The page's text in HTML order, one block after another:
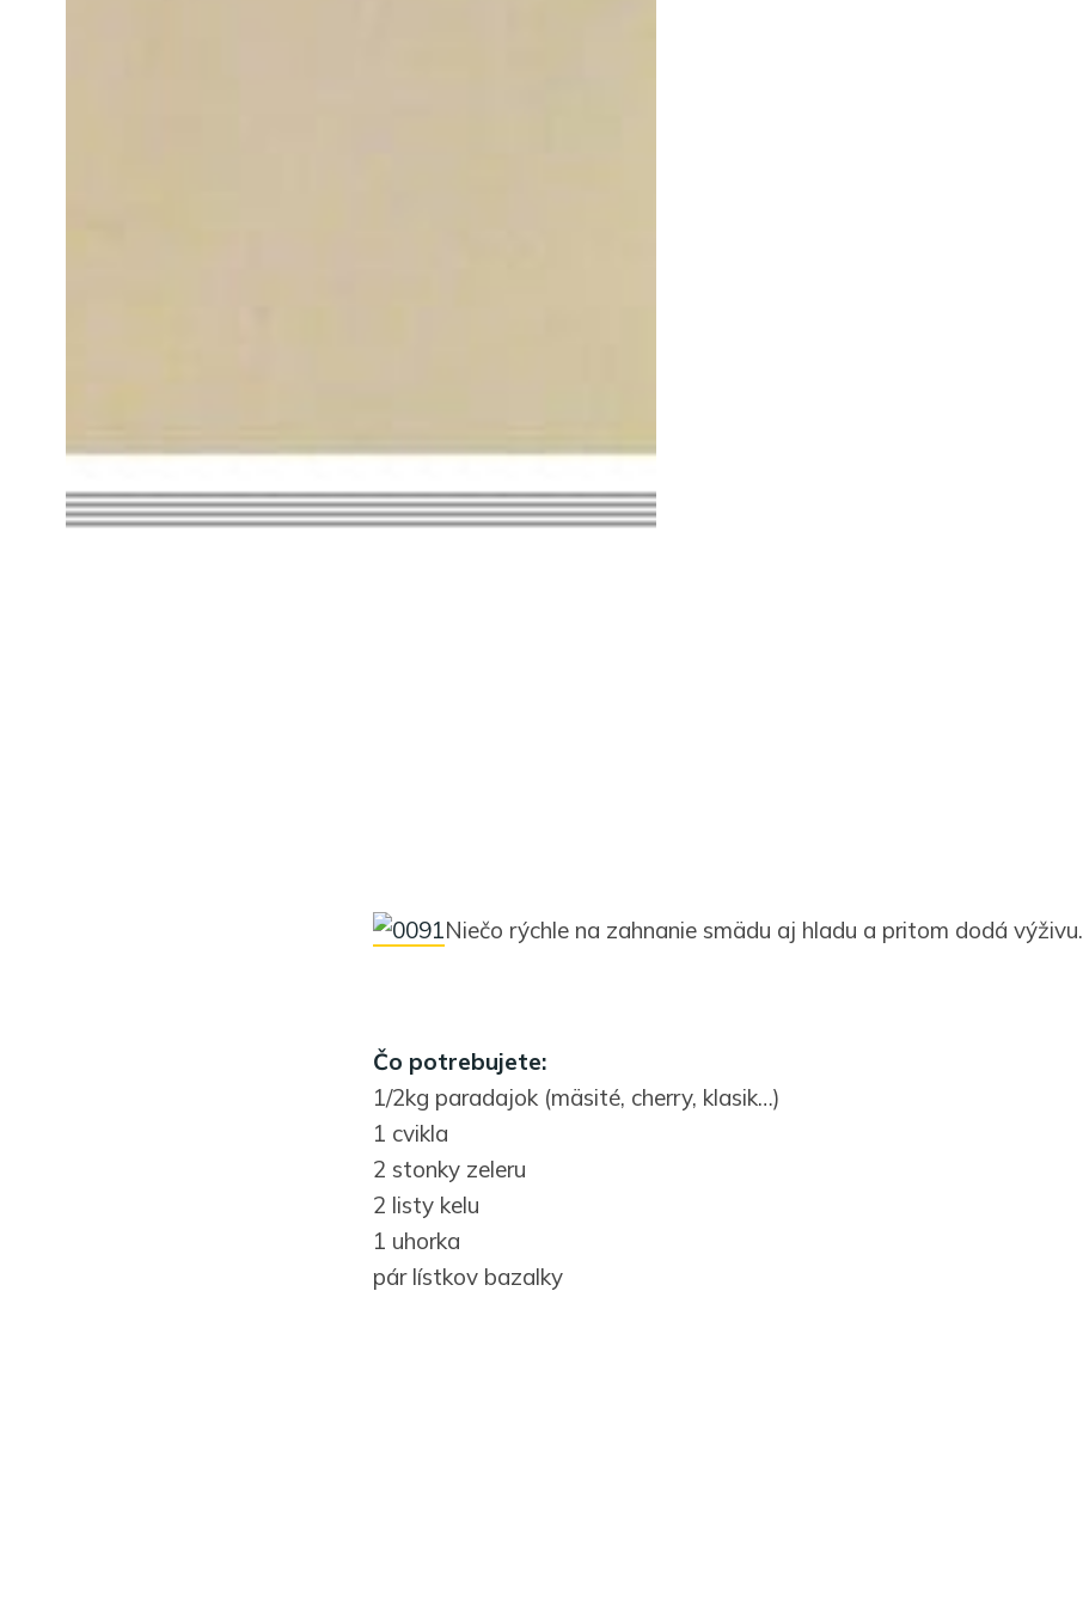
Niečo rýchle na zahnanie smädu aj hladu a pritom dodá výživu.
Čo potrebujete:
1/2kg paradajok (mäsité, cherry, klasik…)
1 cvikla
2 stonky zeleru
2 listy kelu
1 uhorka
pár lístkov bazalky